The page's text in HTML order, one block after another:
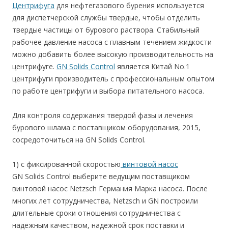
Центрифуга для нефтегазового бурения используется
для диспетчерской службы твердые, чтобы отделить
твердые частицы от бурового раствора. Стабильный
рабочее давление насоса с плавным течением жидкости
можно добавить более высокую производительность на
центрифуге. GN Solids Control является Китай No.1
центрифуги производитель с профессиональным опытом
по работе центрифуги и выбора питательного насоса.
Для контроля содержания твердой фазы и лечения
бурового шлама с поставщиком оборудования, 2015,
сосредоточиться на GN Solids Control.
1) с фиксированной скоростью винтовой насос
GN Solids Control выберите ведущим поставщиком
винтовой насос Netzsch Германия Марка насоса. После
многих лет сотрудничества, Netzsch и GN построили
длительные сроки отношения сотрудничества с
надежным качеством, надежной срок поставки и